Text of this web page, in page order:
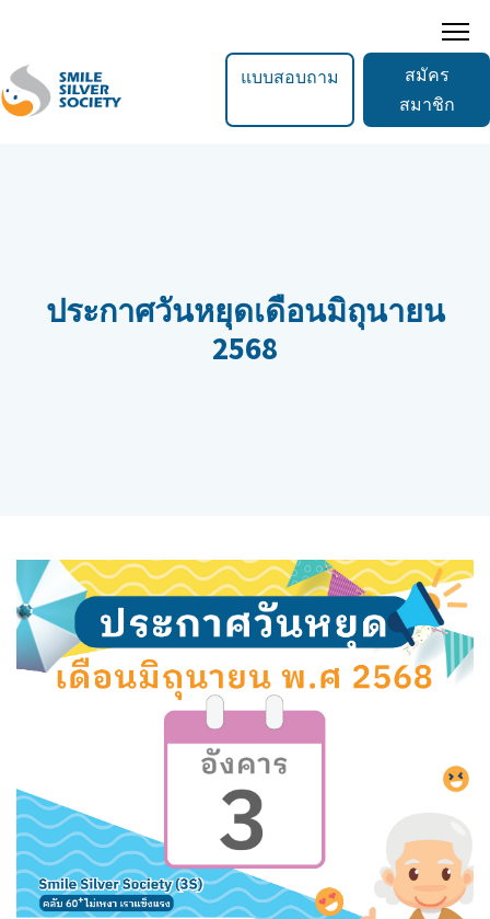
แบบสอบถาม
สมัคร
สมาชิก
ประกาศวันหยุดเดือนมิถุนายน
2568